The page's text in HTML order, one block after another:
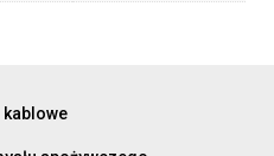
kablowe